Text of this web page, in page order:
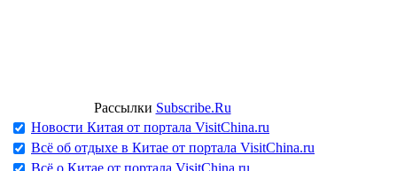
Рассылки Subscribe.Ru
Новости Китая от портала VisitChina.ru
Всё об отдыхе в Китае от портала VisitChina.ru
Всё о Китае от портала VisitChina.ru